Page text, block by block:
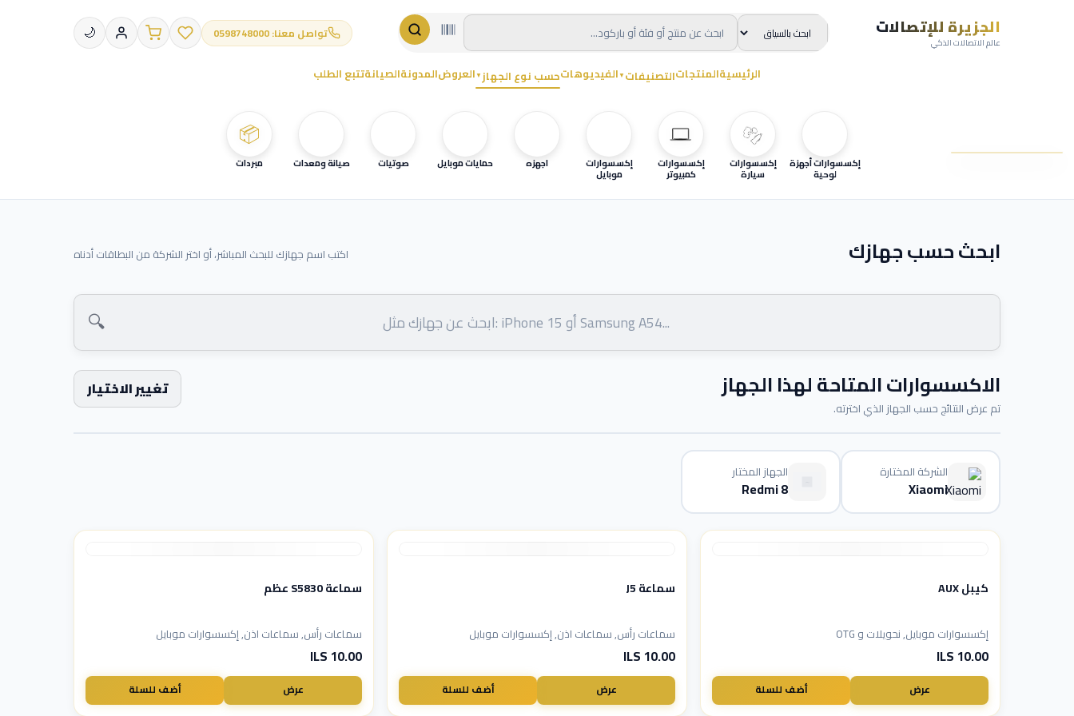
الجزيرة للإتصالات
عالم الاتصالات الذكي
تواصل معنا: 0598748000 🌙
الرئيسيةالمنتجاتالتصنيفات ▼الفيديوهاتحسب نوع الجهاز ▼العروضالمدونةالصيانةتتبع الطلب
إكسسوارات أجهزة
لوحية
إكسسوارات
سيارة
إكسسوارات
كمبيوتر
إكسسوارات
موبايل
اجهزه حمايات موبايل صوتيات صيانة ومعدات
📦
مبردات
ابحث حسب جهازك اكتب اسم جهازك للبحث المباشر، أو اختر الشركة من البطاقات أدناه
🔍
الاكسسوارات المتاحة لهذا الجهاز
تم عرض النتائج حسب الجهاز الذي اخترته.
تغيير الاختيار
الشركة المختارة
Xiaomi
الجهاز المختار
Redmi 8
كيبل AUX
إكسسوارات موبايل, نحويلات و OTG
10.00 ILS
عرض أضف للسلة
سماعة J5
سماعات رأس, سماعات اذن, إكسسوارات موبايل
10.00 ILS
عرض أضف للسلة
سماعة S5830 عظم
سماعات رأس, سماعات اذن, إكسسوارات موبايل
10.00 ILS
عرض أضف للسلة